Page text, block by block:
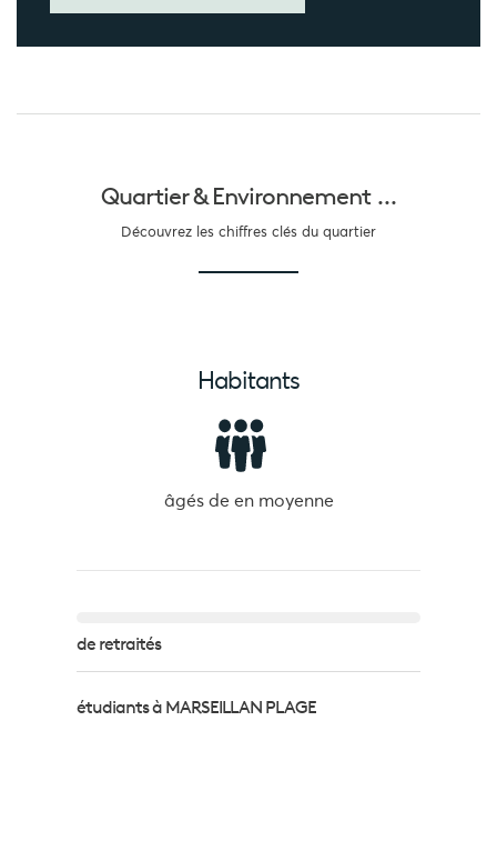
Quartier &Environnement ...
Découvrez les chiffres clés du quartier
Habitants
âgés de en moyenne
de retraités
étudiants à MARSEILLAN PLAGE